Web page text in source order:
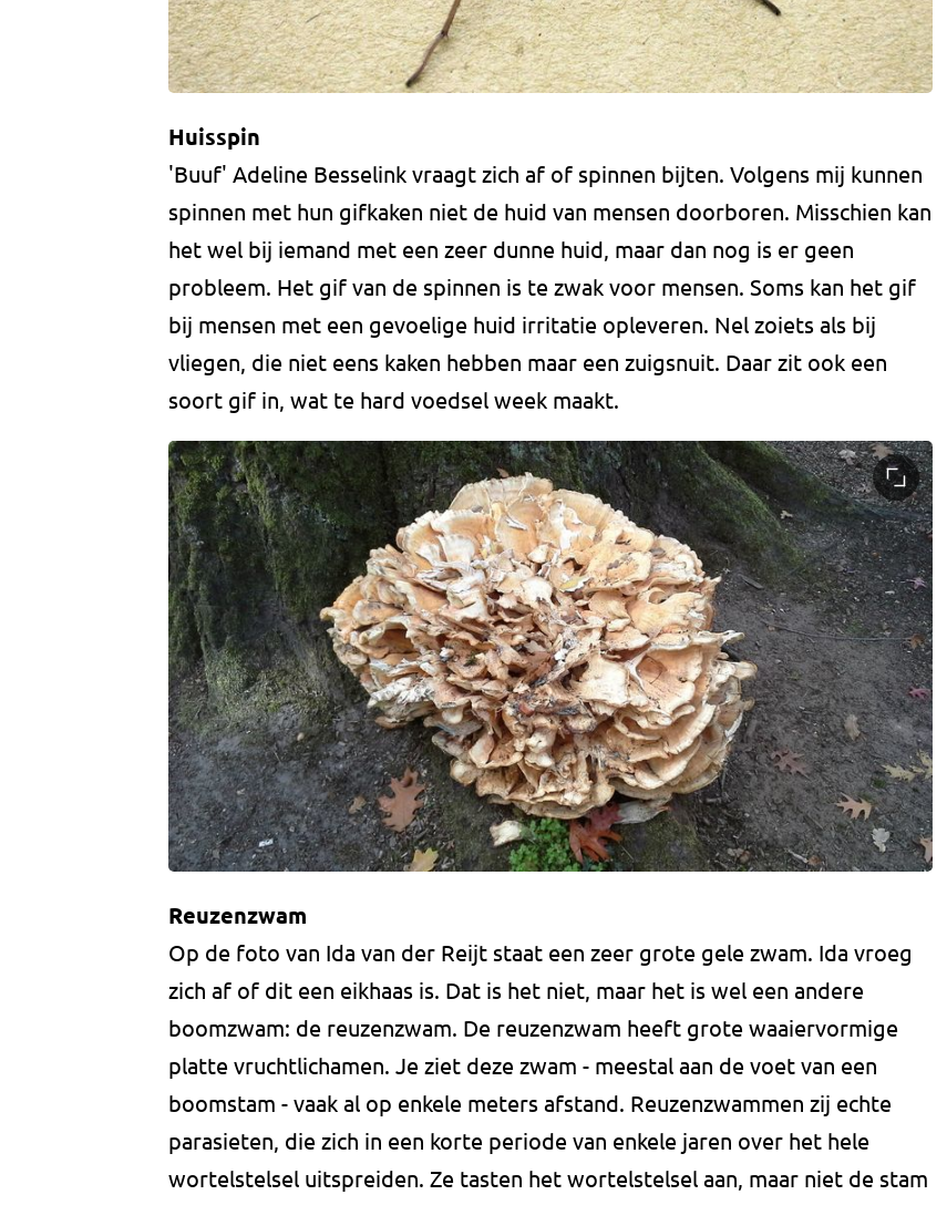
Huisspin
'Buuf' Adeline Besselink vraagt zich af of spinnen bijten. Volgens mij kunnen
spinnen met hun gifkaken niet de huid van mensen doorboren. Misschien kan
het wel bij iemand met een zeer dunne huid, maar dan nog is er geen
probleem. Het gif van de spinnen is te zwak voor mensen. Soms kan het gif
bij mensen met een gevoelige huid irritatie opleveren. Nel zoiets als bij
vliegen, die niet eens kaken hebben maar een zuigsnuit. Daar zit ook een
soort gif in, wat te hard voedsel week maakt.
Reuzenzwam
Op de foto van Ida van der Reijt staat een zeer grote gele zwam. Ida vroeg
zich af of dit een eikhaas is. Dat is het niet, maar het is wel een andere
boomzwam: de reuzenzwam. De reuzenzwam heeft grote waaiervormige
platte vruchtlichamen. Je ziet deze zwam - meestal aan de voet van een
boomstam - vaak al op enkele meters afstand. Reuzenzwammen zij echte
parasieten, die zich in een korte periode van enkele jaren over het hele
wortelstelsel uitspreiden. Ze tasten het wortelstelsel aan, maar niet de stam